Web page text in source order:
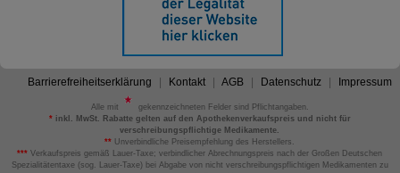
Barrierefreiheitserklärung Kontakt AGB Datenschutz Impressum
Alle mit
gekennzeichneten Felder sind Pflichtangaben.
*inkl. MwSt. Rabatte gelten auf den Apothekenverkaufspreis und nicht für
verschreibungspflichtige Medikamente.
** Unverbindliche Preisempfehlung des Herstellers.
*** Verkaufspreis gemäß Lauer-Taxe; verbindlicher Abrechnungspreis nach der Großen Deutschen
Spezialitätentaxe (sog. Lauer-Taxe) bei Abgabe von nicht verschreibungspflichtigen Medikamenten zu